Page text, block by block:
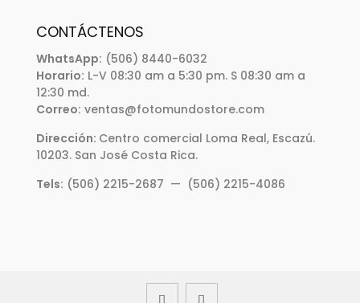
CONTÁCTENOS
WhatsApp: (506) 8440-6032
Horario: L-V 08:30 am a 5:30 pm. S 08:30 am a
12:30 md.
Correo: ventas@fotomundostore.com
Dirección: Centro comercial Loma Real, Escazú.
10203. San José Costa Rica.
Tels: (506) 2215-2687 — (506) 2215-4086